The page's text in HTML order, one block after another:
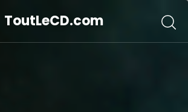
ToutLeCD.com